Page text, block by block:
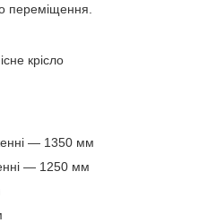
переміщення.
крісло
— 1350 мм
— 1250 мм